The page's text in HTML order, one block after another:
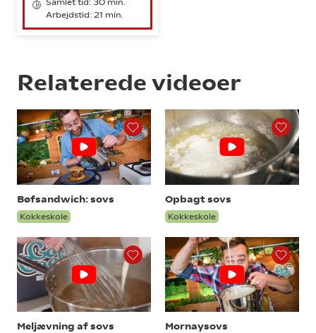
Samlet tid: 30 min.
Arbejdstid: 21 min.
Relaterede videoer
Bøfsandwich: sovs
Kokkeskole
Opbagt sovs
Kokkeskole
Meljævning af sovs Mornaysovs